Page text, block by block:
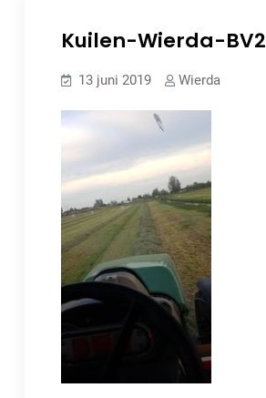
Kuilen-Wierda-BV2
13 juni 2019 Wierda